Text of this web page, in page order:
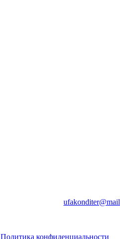
Политика конфиденциальности